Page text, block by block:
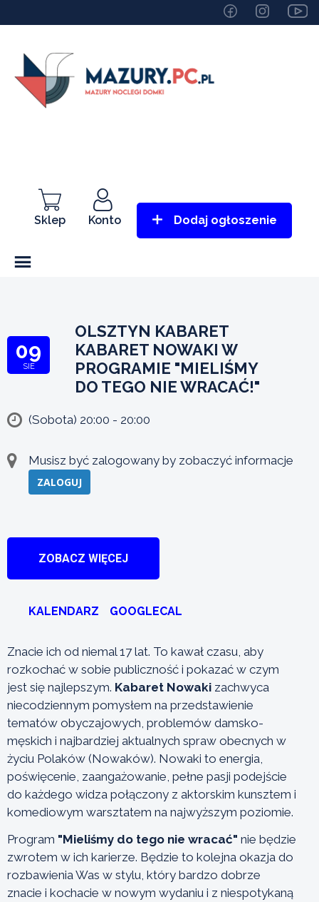
Sklep Konto Dodaj ogłoszenie
09
SIE
OLSZTYN KABARET
KABARET NOWAKI W
PROGRAMIE "MIELIŚMY
DO TEGO NIE WRACAĆ!"
(Sobota) 20:00 - 20:00
Musisz być zalogowany by zobaczyć informacje
ZALOGUJ
ZOBACZ WIĘCEJ
KALENDARZ GOOGLECAL
Znacie ich od niemal 17 lat. To kawał czasu, aby
rozkochać w sobie publiczność i pokazać w czym
jest się najlepszym. Kabaret Nowaki zachwyca
niecodziennym pomysłem na przedstawienie
tematów obyczajowych, problemów damsko-
męskich i najbardziej aktualnych spraw obecnych w
życiu Polaków (Nowaków). Nowaki to energia,
poświęcenie, zaangażowanie, pełne pasji podejście
do każdego widza połączony z aktorskim kunsztem i
komediowym warsztatem na najwyższym poziomie.
Program "Mieliśmy do tego nie wracać" nie będzie
zwrotem w ich karierze. Będzie to kolejna okazja do
rozbawienia Was w stylu, który bardzo dobrze
znacie i kochacie w nowym wydaniu i z niespotykaną